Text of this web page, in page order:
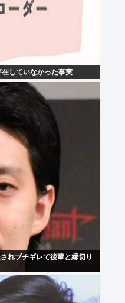
していなかった事実
れブチギレて後輩と縁切り